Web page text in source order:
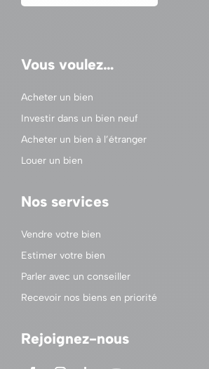
Vous voulez…
Acheter un bien
Investir dans un bien neuf
Acheter un bien à l’étranger
Louer un bien
Nos services
Vendre votre bien
Estimer votre bien
Parler avec un conseiller
Recevoir nos biens en priorité
Rejoignez-nous